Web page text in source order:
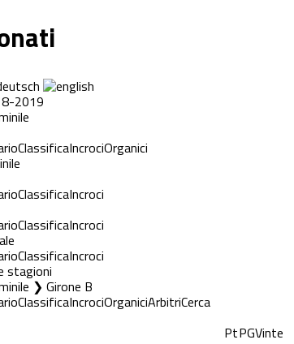
2019
ClassificaIncrociOrganici
ClassificaIncroci
ClassificaIncroci
ClassificaIncroci
stagioni
❯ Girone B
ClassificaIncrociOrganiciArbitriCerca
PtPGVinte